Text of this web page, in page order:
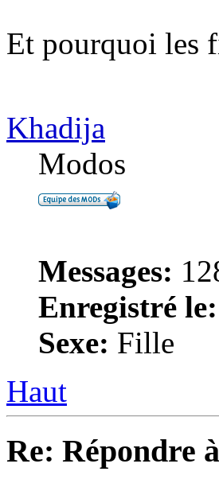
Et pourquoi les
Khadija
Modos
Messages:
Enregistré le:
Sexe: Fille
Haut
Re: Répondre